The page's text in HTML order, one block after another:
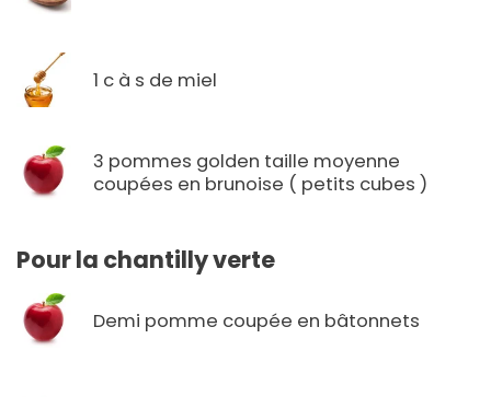
1 c à s de miel
3 pommes golden taille moyenne
coupées en brunoise ( petits cubes )
Pour la chantilly verte
Demi pomme coupée en bâtonnets